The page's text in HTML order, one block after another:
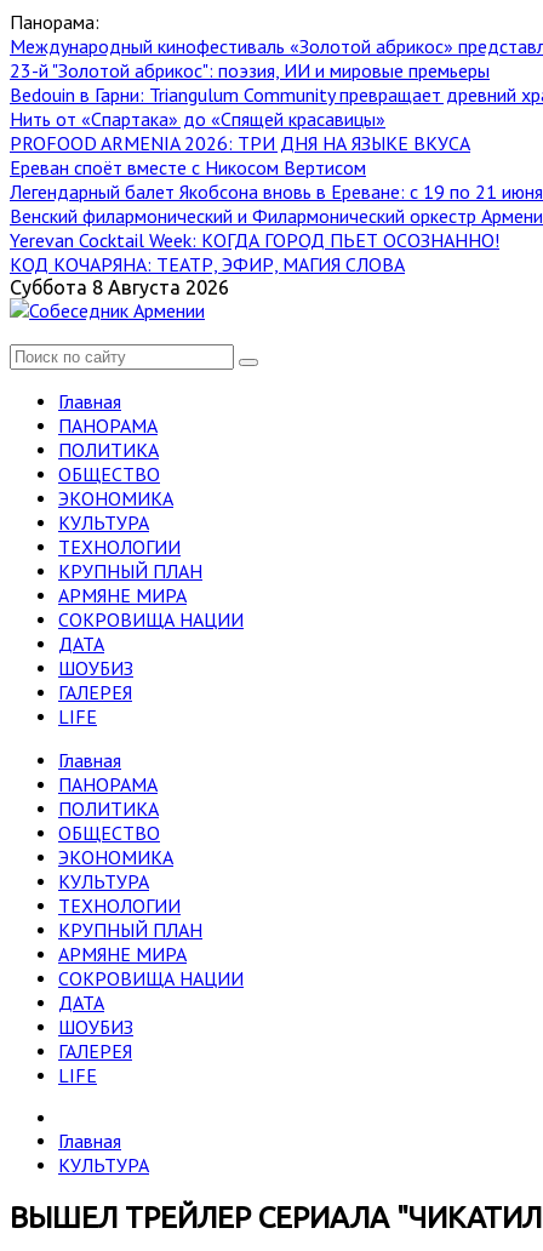
Панорама:
Международный кинофестиваль «Золотой абрикос»
23-й "Золотой абрикос": поэзия, ИИ и мировые премьеры
Bedouin в Гарни: Triangulum Community превращает древний
Нить от «Спартака» до «Спящей красавицы»
PROFOOD ARMENIA 2026: ТРИ ДНЯ НА ЯЗЫКЕ ВКУСА
Ереван споёт вместе с Никосом Вертисом
Легендарный балет Якобсона вновь в Ереване: с 19 по 21
Венский филармонический и Филармонический оркестр
Yerevan Cocktail Week: КОГДА ГОРОД ПЬЕТ ОСОЗНАННО!
КОД КОЧАРЯНА: ТЕАТР, ЭФИР, МАГИЯ СЛОВА
Суббота 8 Августа 2026
Главная
ПАНОРАМА
ПОЛИТИКА
ОБЩЕСТВО
ЭКОНОМИКА
КУЛЬТУРА
ТЕХНОЛОГИИ
КРУПНЫЙ ПЛАН
АРМЯНЕ МИРА
СОКРОВИЩА НАЦИИ
ДАТА
ШОУБИЗ
ГАЛЕРЕЯ
LIFE
Главная
ПАНОРАМА
ПОЛИТИКА
ОБЩЕСТВО
ЭКОНОМИКА
КУЛЬТУРА
ТЕХНОЛОГИИ
КРУПНЫЙ ПЛАН
АРМЯНЕ МИРА
СОКРОВИЩА НАЦИИ
ДАТА
ШОУБИЗ
ГАЛЕРЕЯ
LIFE
Главная
КУЛЬТУРА
ВЫШЕЛ ТРЕЙЛЕР СЕРИАЛА